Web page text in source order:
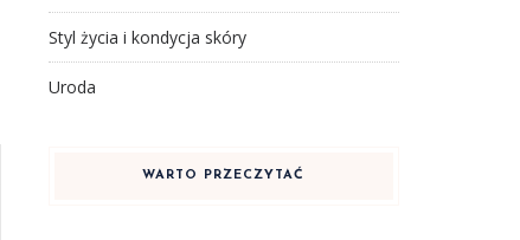
Styl życia i kondycja skóry
Uroda
WARTO PRZECZYTAĆ